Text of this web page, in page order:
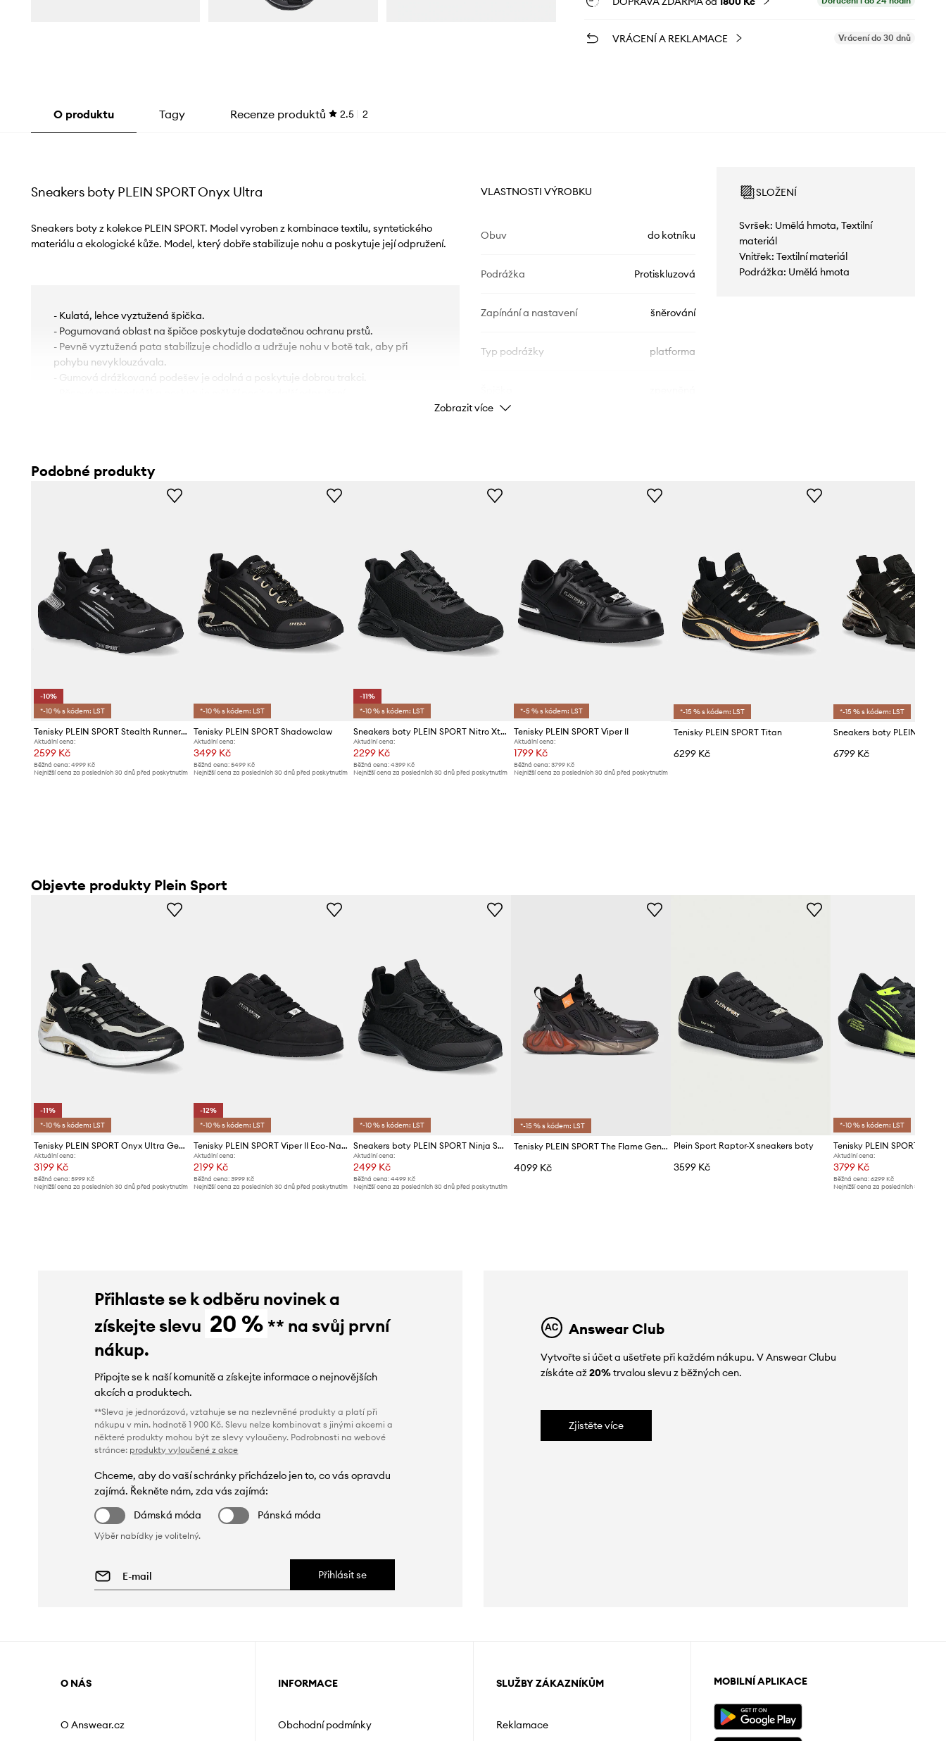
VRÁCENÍ A REKLAMACE Vrácení do 30 dnů
O produktu Tagy Recenze produktů 2.5 2
Sneakers boty PLEIN SPORT Onyx Ultra
Sneakers boty z kolekce PLEIN SPORT. Model vyroben z kombinace textilu, syntetického
materiálu a ekologické kůže. Model, který dobře stabilizuje nohu a poskytuje její odpružení.
- Kulatá, lehce vyztužená špička.
- Pogumovaná oblast na špičce poskytuje dodatečnou ochranu prstů.
- Pevně vyztužená pata stabilizuje chodidlo a udržuje nohu v botě tak, aby při
pohybu nevyklouzávala.
- Gumová drážkovaná podešev je odolná a poskytuje dobrou trakci.
- Poutka usnadňují nasunutí boty na nohu.
- Výška platformy: 4,5 cm.
VLASTNOSTI VÝROBKU
Obuv do kotníku
Podrážka Protiskluzová
Zapínání a nastavení šněrování
Typ podrážky platforma
Kód výrobce USC0736.STE003N.0202
Výrobce
ID produktu
SLOŽENÍ
Svršek: Umělá hmota, Textilní
materiál
Vnitřek: Textilní materiál
Podrážka: Umělá hmota
Zobrazit více
Podobné produkty
-10%
*-10 % s kódem: LST
Tenisky PLEIN SPORT Stealth Runner Extra Light
Aktuální cena:
2599 Kč
Běžná cena: 4999 Kč
Nejnižší cena za posledních 30 dnů před poskytnutím
*-10 % s kódem: LST
Tenisky PLEIN SPORT Shadowclaw
Aktuální cena:
3499 Kč
Běžná cena:5499 Kč
Nejnižší cena za posledních 30 dnů před poskytnutím
-11%
*-10 % s kódem: LST
Sneakers boty PLEIN SPORT Nitro Xtreme Gen.X.05
Aktuální cena:
2299 Kč
Běžná cena: 4399 Kč
Nejnižší cena za posledních 30 dnů před poskytnutím
*-5 % s kódem: LST
Tenisky PLEIN SPORT Viper II
Aktuální cena:
1799 Kč
Běžná cena: 3799 Kč
Nejnižší cena za posledních 30 dnů před poskytnutím
*-15 % s kódem: LST
Tenisky PLEIN SPORT Titan
6299 Kč
*-15 % s kódem: LST
6799 Kč
Objevte produkty Plein Sport
-11%
*-10 % s kódem: LST
Tenisky PLEIN SPORT Onyx Ultra Gen.X.05
Aktuální cena:
3199 Kč
Běžná cena: 5999 Kč
Nejnižší cena za posledních 30 dnů před poskytnutím
-12%
*-10 % s kódem: LST
Tenisky PLEIN SPORT Viper II Eco-Nabuk
Aktuální cena:
2199 Kč
Běžná cena:3999 Kč
Nejnižší cena za posledních 30 dnů před poskytnutím
*-10 % s kódem: LST
Sneakers boty PLEIN SPORT Ninja Shadow Gen.X.05
Aktuální cena:
2499 Kč
Běžná cena: 4499 Kč
Nejnižší cena za posledních 30 dnů před poskytnutím
*-15 % s kódem: LST
Tenisky PLEIN SPORT The Flame Gen.X.02 Tiger
4099 Kč
Plein Sport Raptor-X sneakers boty
3599 Kč
*-10 % s kódem: LST
Tenisky PLEIN SPORT
Aktuální cena:
3799 Kč
Běžná cena: 6299 Kč
Nejnižší cena za posledních 30 dnů
Přihlaste se k odběru novinek a
získejte slevu 20 % ** na svůj první
nákup.
Připojte se k naší komunitě a získejte informace o nejnovějších
akcích a produktech.
**Sleva je jednorázová, vztahuje se na nezlevněné produkty a platí při
nákupu v min. hodnotě 1 900 Kč. Slevu nelze kombinovat s jinými akcemi a
některé produkty mohou být ze slevy vyloučeny. Podrobnosti na webové
stránce: produkty vyloučené z akce
Chceme, aby do vaší schránky přicházelo jen to, co vás opravdu
zajímá. Řekněte nám, zda vás zajímá:
Dámská móda
Pánská móda
Výběr nabídky je volitelný.
Přihlásit se
Answear Club
Vytvořte si účet a ušetřete při každém nákupu. V Answear Clubu
získáte až20%trvalou slevu z běžných cen.
Zjistěte více
O NÁS
O Answear.cz
INFORMACE
Obchodní podmínky
SLUŽBY ZÁKAZNÍKŮM
Reklamace
MOBILNÍ APLIKACE